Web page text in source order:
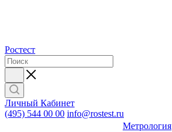
Ростест
Личный Кабинет
(495) 544 00 00 info@rostest.ru
Метрология